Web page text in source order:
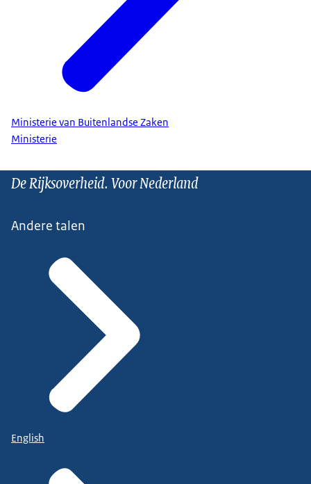
Ministerie van Buitenlandse Zaken
Ministerie
De Rijksoverheid. Voor Nederland
Andere talen
English